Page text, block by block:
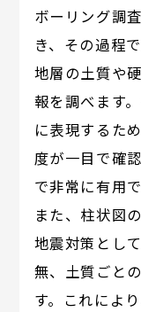
ボーリング調
き、その過程
地層の土質や
報を調べます
に表現するた
度が一目で確
で非常に有用で
また、柱状図
地震対策とし
無、土質ごと
す。これによ